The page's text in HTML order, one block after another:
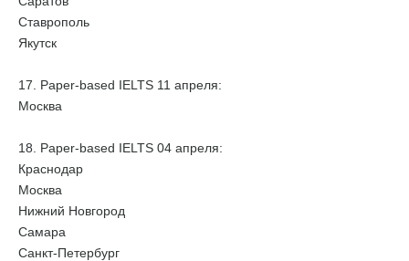
Ставрополь
Якутск
17. Paper-based IELTS 11 апреля:
Москва
18. Paper-based IELTS 04 апреля:
Краснодар
Москва
Нижний Новгород
Самара
Санкт-Петербург